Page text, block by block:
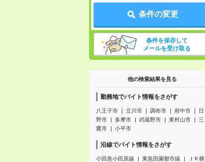
条件の変更
条件を保存して
メールを受け取る
他の検索結果を見る
勤務地でバイト情報をさがす
八王子市 立川市 調布市 府中市
日
野市
多摩市 武蔵野市 東村山市
三
鷹市
小平市
沿線でバイト情報をさがす
小田急小田原線 東急田園都市線
ＪＲ横